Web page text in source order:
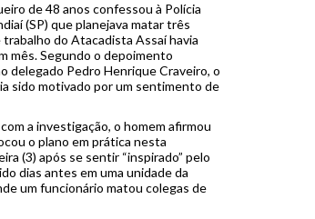
de 48 anos confessou à Polícia
(SP) que planejava matar três
trabalho do Atacadista Assaí havia
mês. Segundo o depoimento
delegado Pedro Henrique Craveiro, o
sido motivado por um sentimento de
a investigação, o homem afirmou
o plano em prática nesta
(3) após se sentir “inspirado” pelo
dias antes em uma unidade da
um funcionário matou colegas de